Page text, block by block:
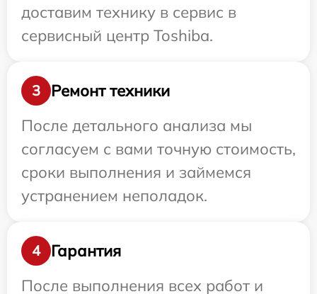
доставим технику в сервис в
сервисный центр Toshiba.
3
Ремонт техники
После детального анализа мы
согласуем с вами точную стоимость,
сроки выполнения и займемся
устранением неполадок.
4
Гарантия
После выполнения всех работ и